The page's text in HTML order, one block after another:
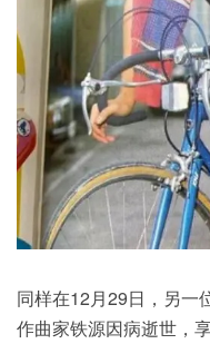
同样在12月29日，另一
作曲家铁源因病逝世，